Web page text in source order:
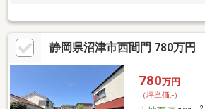
静岡県沼津市西間門 780万円
780万円
（坪単価:-）